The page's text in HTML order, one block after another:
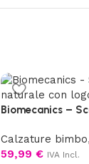
Biomecanics –
Calzature bimbo,
59,99 € IVA Incl.